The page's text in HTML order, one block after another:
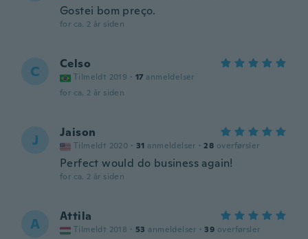
Gostei bom preço.
for ca. 2 år siden
C Celso
Tilmeldt 2019 · 17 anmeldelser
for ca. 2 år siden
J Jaison
Tilmeldt 2020 · 31 anmeldelser · 28 overførsler
Perfect would do business again!
for ca. 2 år siden
A Attila
Tilmeldt 2018 · 53 anmeldelser · 39 overførsler